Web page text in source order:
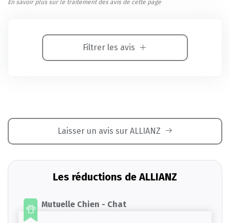
En savoir plus sur le traitement des avis de cette page
Filtrer les avis
Laisser un avis sur ALLIANZ
Les réductions de ALLIANZ
Mutuelle Chien - Chat